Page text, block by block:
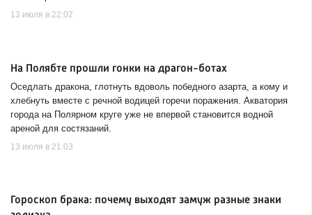
13 июля в 22:02
На Полябте прошли гонки на драгон-ботах
Оседлать дракона, глотнуть вдоволь победного азарта, а кому и
хлебнуть вместе с речной водицей горечи поражения. Акватория
города на Полярном круге уже не впервой становится водной
ареной для состязаний.
13 июля в 21:03
Гороскоп брака: почему выходят замуж разные знаки